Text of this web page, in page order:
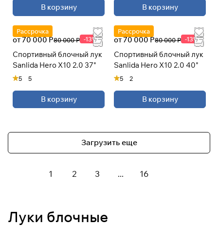
В корзину В корзину
Рассрочка
от 70 000 Р80 000 Р -13%
Спортивный блочный лук
Sanlida Hero X10 2.0 37"
5 5
В корзину
Рассрочка
от 70 000 Р80 000 Р -13%
Спортивный блочный лук
Sanlida Hero X10 2.0 40"
5 2
В корзину
Загрузить еще
1 2 3 ... 16
Луки блочные